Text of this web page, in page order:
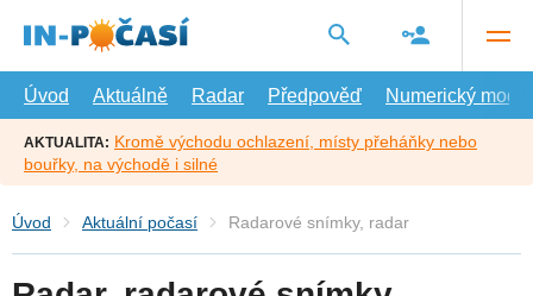
hlavní
Úvod
Aktuálně Radar Předpověď Numerický model
AKTUALITA: Kromě východu ochlazení, místy přeháňky nebo
bouřky, na východě i silné
Úvod Aktuální počasí Radarové snímky, radar